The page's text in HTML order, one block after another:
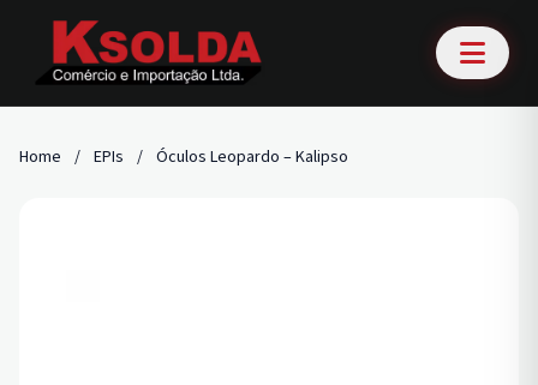
Home / EPIs / Óculos Leopardo – Kalipso